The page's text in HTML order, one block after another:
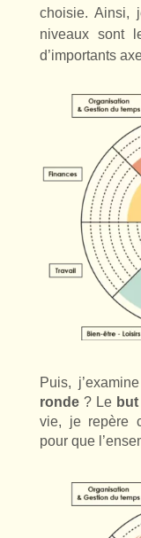
choisie. Ainsi,
niveaux sont
d’importants
Puis,
ronde? Le but
vie, je repère
pour que